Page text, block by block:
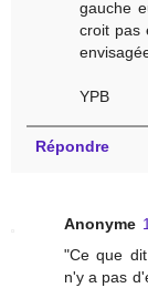
gauche
croit pas
YPB
Répondre
Anonyme
"Ce que
n'y a pas